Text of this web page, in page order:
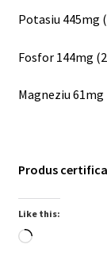
Potasiu 445mg
Fosfor 144mg
Magneziu
Produs
Like this:
Loading…